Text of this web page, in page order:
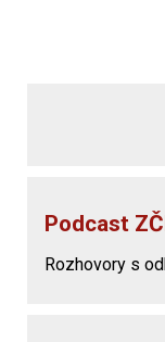
Podcast
Rozhovory s